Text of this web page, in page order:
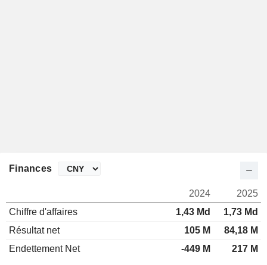
Finances
2024
2025
Chiffre d'affaires
1,43 Md
1,73 Md
Résultat net
105 M
84,18 M
Endettement Net
-449 M 217 M